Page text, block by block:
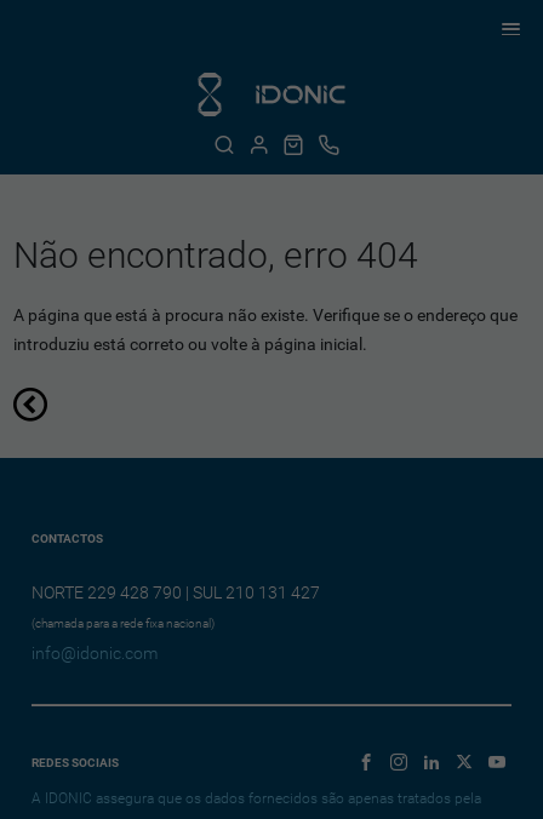
Não encontrado, erro 404
A página que está à procura não existe. Verifique se o endereço que
introduziu está correto ou volte à página inicial.
CONTACTOS
NORTE 229 428 790 | SUL 210 131 427
(chamada para a rede fixa nacional)
info@idonic.com
REDES SOCIAIS
A IDONIC assegura que os dados fornecidos são apenas tratados pela